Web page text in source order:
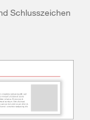
Schlusszeichen